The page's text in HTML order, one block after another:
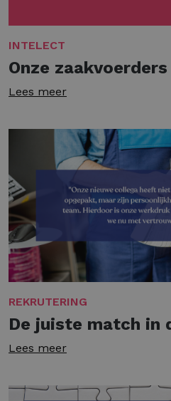
INTELECT
Onze
Lees meer
REKRUTERING
De juiste match in
Lees meer